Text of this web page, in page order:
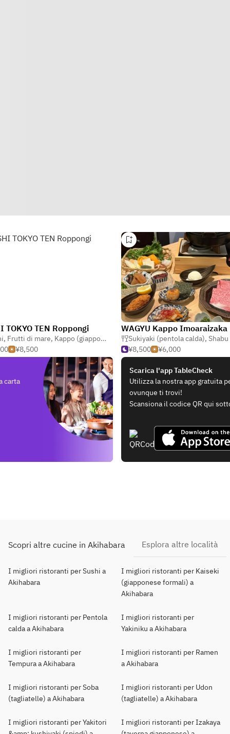
,Creativo
TOKYO TEN Roppongi
, Frutti di mare, Kappo (giapponese tradizionali)
¥8,500
Sukiyaki (pentola calda), Shabu shabu
¥8,500
¥6,000
carta
Scarica l'app TableCheck
Utilizza la nostra app gratuita
ovunque ti trovi!
Scansiona il codice QR qui
Scopri altre cucine in Akihabara Esplora altre località
I migliori ristoranti per Sushi a
Akihabara
I migliori ristoranti per Kaiseki
(giapponese formali) a
Akihabara
I migliori ristoranti per Pentola
calda a Akihabara
I migliori ristoranti per
Yakiniku a Akihabara
I migliori ristoranti per
Tempura a Akihabara
I migliori ristoranti per Ramen
a Akihabara
I migliori ristoranti per Soba
(tagliatelle) a Akihabara
I migliori ristoranti per Udon
(tagliatelle) a Akihabara
I migliori ristoranti per Yakitori
I migliori ristoranti per Izakaya